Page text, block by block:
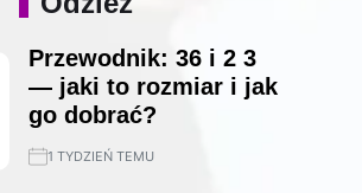
Przewodnik: 36 i 2 3
— jaki to rozmiar i jak
go dobrać?
1 TYDZIEŃ TEMU